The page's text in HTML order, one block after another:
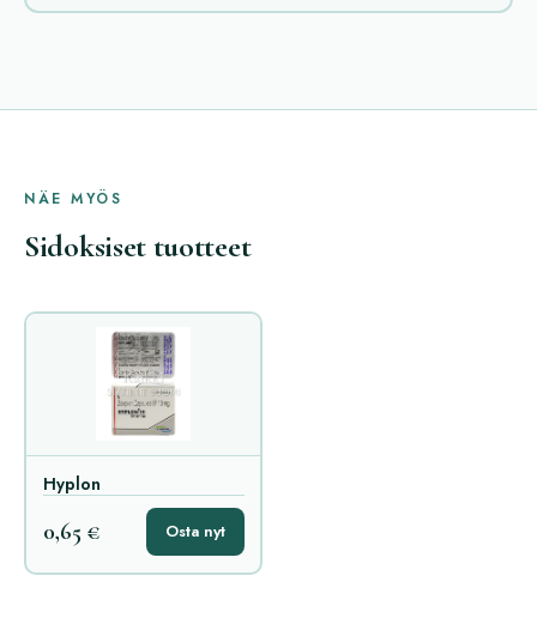
NÄE MYÖS
Sidoksiset tuotteet
Hyplon
0,65 € Osta nyt